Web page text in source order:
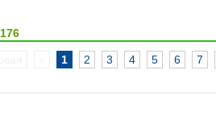
176
1 2 3 4 5 6 7